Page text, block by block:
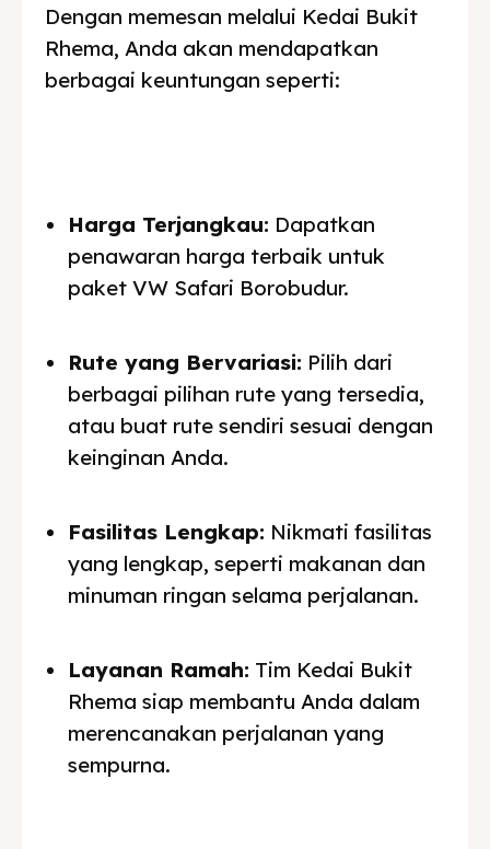
Dengan memesan melalui Kedai Bukit
Rhema, Anda akan mendapatkan
berbagai keuntungan seperti:
Harga Terjangkau: Dapatkan
penawaran harga terbaik untuk
paket VW Safari Borobudur.
Rute yang Bervariasi: Pilih dari
berbagai pilihan rute yang tersedia,
atau buat rute sendiri sesuai dengan
keinginan Anda.
Fasilitas Lengkap: Nikmati fasilitas
yang lengkap, seperti makanan dan
minuman ringan selama perjalanan.
Layanan Ramah: Tim Kedai Bukit
Rhema siap membantu Anda dalam
merencanakan perjalanan yang
sempurna.